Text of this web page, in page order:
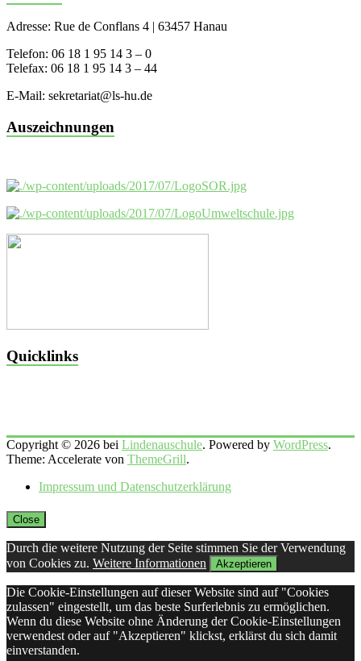
Adresse: Rue de Conflans 4 | 63457 Hanau
Telefon: 06 18 1 95 14 3 – 0
Telefax: 06 18 1 95 14 3 – 44
E-Mail: sekretariat@ls-hu.de
Auszeichnungen
Quicklinks
Copyright © 2026 bei Lindenauschule. Powered by WordPress.
Theme: Accelerate von ThemeGrill.
Impressum und Datenschutzerklärung
Close
Durch die weitere Nutzung der Seite stimmen Sie der Verwendung
von Cookies zu. Weitere Informationen Akzeptieren
Die Cookie-Einstellungen auf dieser Website sind auf "Cookies
zulassen" eingestellt, um das beste Surferlebnis zu ermöglichen.
Wenn du diese Website ohne Änderung der Cookie-Einstellungen
verwendest oder auf "Akzeptieren" klickst, erklärst du sich damit
einverstanden.